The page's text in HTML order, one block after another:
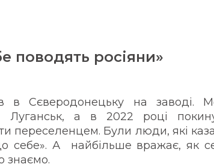
поводять росіяни»
в Сєверодонецьку на заводі.
а в 2022 році
переселенцем. Були люди, які
себе». А найбільше вражає, як
знаємо.